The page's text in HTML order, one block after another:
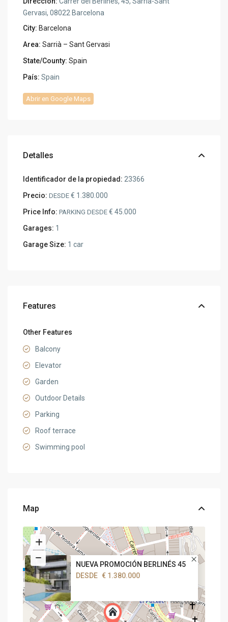
Gervasi, 08022 Barcelona
City: Barcelona
Area: Sarrià – Sant Gervasi
State/County: Spain
País: Spain
Abrir en Google Maps
Detalles
Identificador de la propiedad: 23366
Precio: DESDE€ 1.380.000
Price Info: PARKING DESDE€ 45.000
Garages: 1
Garage Size: 1 car
Features
Other Features
Balcony
Elevator
Garden
Outdoor Details
Parking
Roof terrace
Swimming pool
Map
NUEVA PROMOCIÓN BERLINÉS 45
DESDE € 1.380.000